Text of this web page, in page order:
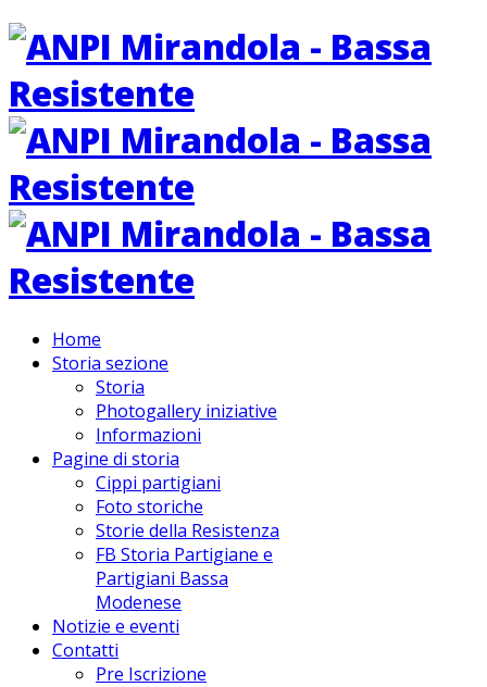
Home
Storia sezione
Storia
Photogallery iniziative
Informazioni
Pagine di storia
Cippi partigiani
Foto storiche
Storie della Resistenza
FB Storia Partigiane e
Partigiani Bassa
Modenese
Notizie e eventi
Contatti
Pre Iscrizione